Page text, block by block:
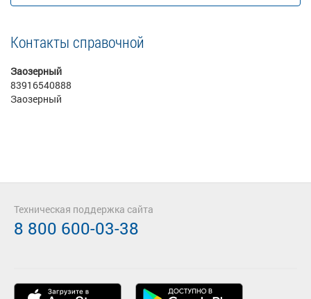
Контакты справочной
Заозерный
83916540888
Заозерный
Техническая поддержка сайта
8 800 600-03-38